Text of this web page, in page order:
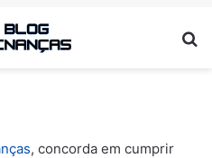
, concorda em cumprir